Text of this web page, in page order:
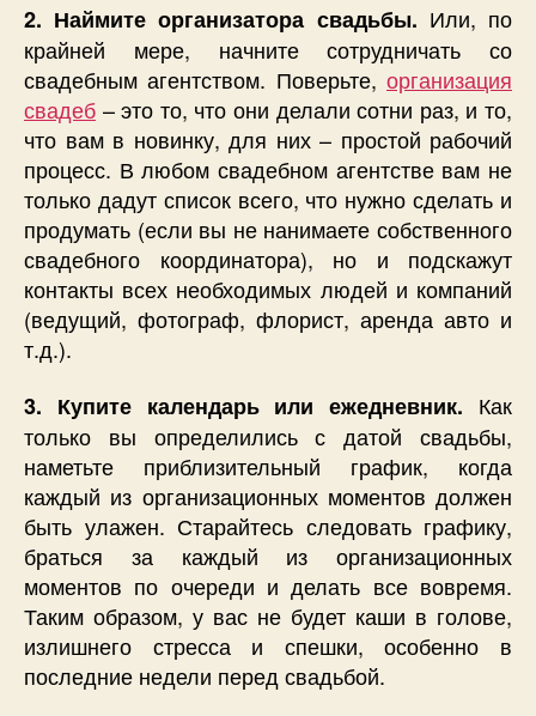
2. Наймите организатора свадьбы. Или, по
крайней мере, начните сотрудничать со
свадебным агентством. Поверьте, организация
свадеб – это то, что они делали сотни раз, и то,
что вам в новинку, для них – простой рабочий
процесс. В любом свадебном агентстве вам не
только дадут список всего, что нужно сделать и
продумать (если вы не нанимаете собственного
свадебного координатора), но и подскажут
контакты всех необходимых людей и компаний
(ведущий, фотограф, флорист, аренда авто и
т.д.).
3. Купите календарь или ежедневник. Как
только вы определились с датой свадьбы,
наметьте приблизительный график, когда
каждый из организационных моментов должен
быть улажен. Старайтесь следовать графику,
браться за каждый из организационных
моментов по очереди и делать все вовремя.
Таким образом, у вас не будет каши в голове,
излишнего стресса и спешки, особенно в
последние недели перед свадьбой.